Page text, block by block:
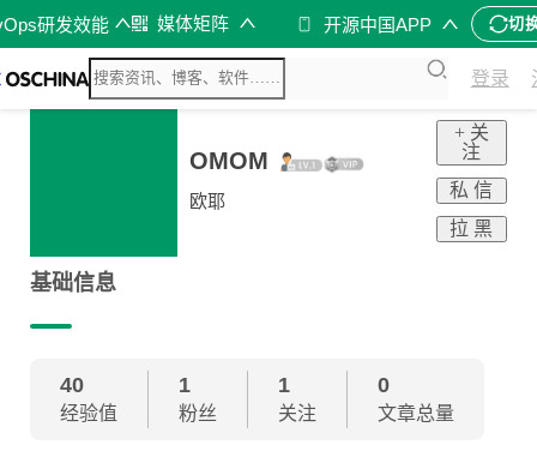
研发效能 媒体矩阵 开源中国APP 切
登录
OMOM
欧耶
+ 关
注
私 信
拉 黑
基础信息
40
经验值
1
粉丝
1
关注
0
文章总量